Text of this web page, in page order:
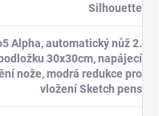
Silhouette
Alpha, automatický nůž 2.
30x30cm, napájecí
nože, modrá redukce pro
vložení Sketch pens